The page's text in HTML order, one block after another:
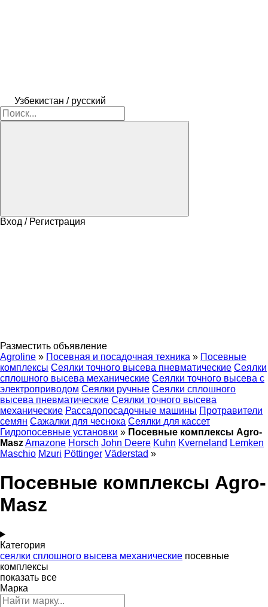
Узбекистан / русский
Вход / Регистрация
Разместить объявление
Agroline » Посевная и посадочная техника » Посевные
комплексы Сеялки точного высева пневматические Сеялки
сплошного высева механические Сеялки точного высева с
электроприводом Сеялки ручные Сеялки сплошного
высева пневматические Сеялки точного высева
механические Рассадопосадочные машины Протравители
семян Сажалки для чеснока Сеялки для кассет
Гидропосевные установки » Посевные комплексы Agro-
MaszAmazone Horsch John Deere Kuhn Kverneland Lemken
Maschio Mzuri Pöttinger Väderstad »
Посевные комплексы Agro-
Masz
Категория
сеялки сплошного высева механические посевные
комплексы
показать все
Марка